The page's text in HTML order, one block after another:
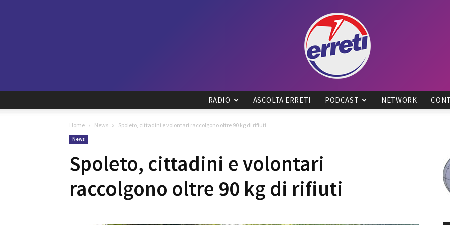
Tadino
RADIO ASCOLTA ERRETI PODCAST NETWORK
Home News Spoleto, cittadini e volontari raccolgono oltre 90 kg di rifiuti
News
Spoleto, cittadini e volontari
raccolgono oltre 90 kg di rifiuti